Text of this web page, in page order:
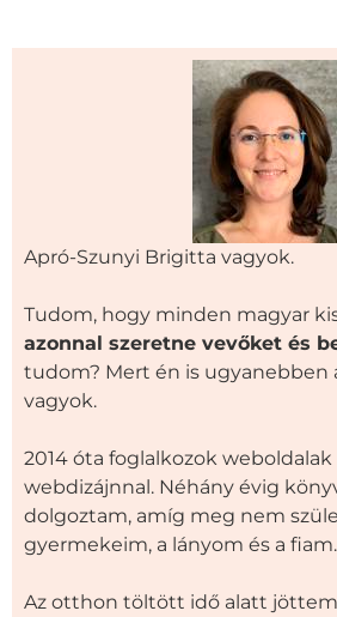
Apró-Szunyi Brigitta vagyok.
Tudom, hogy minden magyar
azonnal szeretne vevőket és
tudom? Mert én is ugyanebben
vagyok.
2014 óta foglalkozok
webdizájnnal. Néhány évig
dolgoztam, amíg meg nem
gyermekeim, a lányom és a fiam.
Az otthon töltött idő alatt jöttem